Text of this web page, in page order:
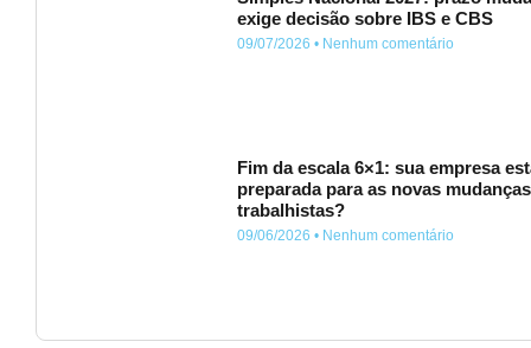
exige decisão sobre IBS e CBS
09/07/2026 Nenhum comentário
Fim da escala 6×1: sua empresa
preparada para as novas mudanças
trabalhistas?
09/06/2026 Nenhum comentário